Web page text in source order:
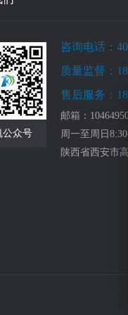
公众号
咨询电话：
质量监督：
售后服务：
邮箱：
周一至周日
陕西省西安市